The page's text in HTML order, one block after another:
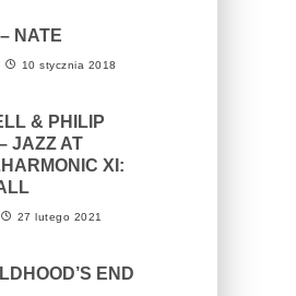
NATE
10 stycznia 2018
& PHILIP
JAZZ AT
XI:
27 lutego 2021
END